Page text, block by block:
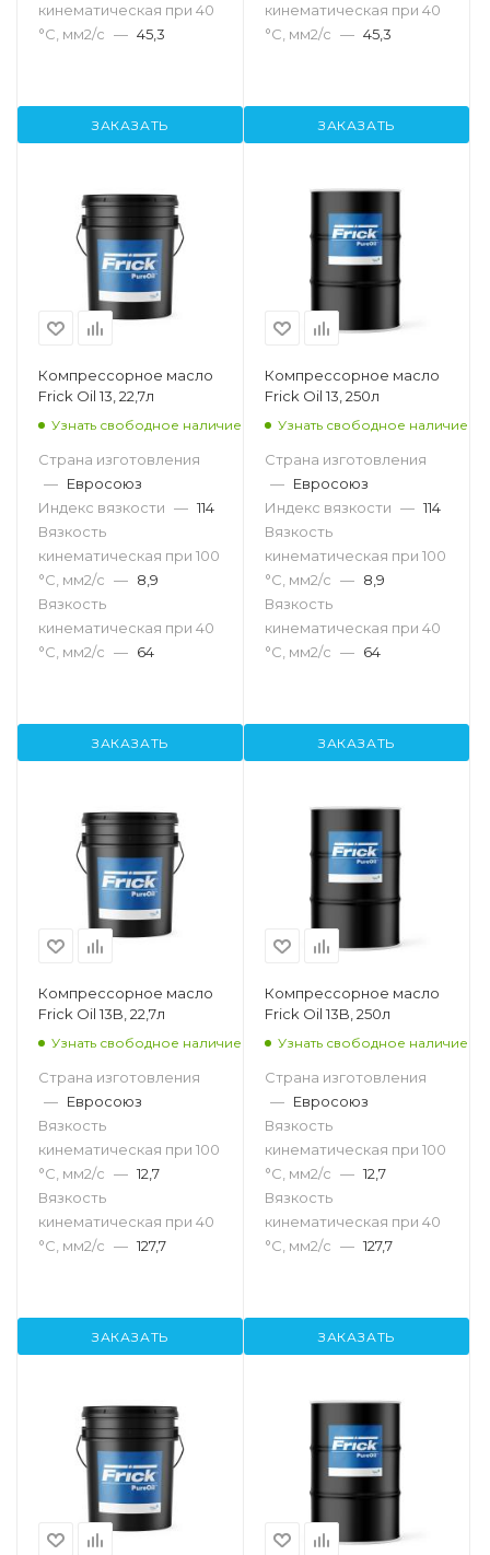
кинематическая при 40
°С, мм2/с — 45,3
ЗАКАЗАТЬ
кинематическая при 40
°С, мм2/с — 45,3
ЗАКАЗАТЬ
Компрессорное масло
Frick Oil 13, 22,7л
Узнать свободное наличие
Страна изготовления
— Евросоюз
Индекс вязкости — 114
Вязкость
кинематическая при 100
°С, мм2/с — 8,9
Вязкость
кинематическая при 40
°С, мм2/с — 64
ЗАКАЗАТЬ
Компрессорное масло
Frick Oil 13, 250л
Узнать свободное наличие
Страна изготовления
— Евросоюз
Индекс вязкости — 114
Вязкость
кинематическая при 100
°С, мм2/с — 8,9
Вязкость
кинематическая при 40
°С, мм2/с — 64
ЗАКАЗАТЬ
Компрессорное масло
Frick Oil 13B, 22,7л
Узнать свободное наличие
Страна изготовления
— Евросоюз
Вязкость
кинематическая при 100
°С, мм2/с — 12,7
Вязкость
кинематическая при 40
°С, мм2/с — 127,7
ЗАКАЗАТЬ
Компрессорное масло
Frick Oil 13B, 250л
Узнать свободное наличие
Страна изготовления
— Евросоюз
Вязкость
кинематическая при 100
°С, мм2/с — 12,7
Вязкость
кинематическая при 40
°С, мм2/с — 127,7
ЗАКАЗАТЬ